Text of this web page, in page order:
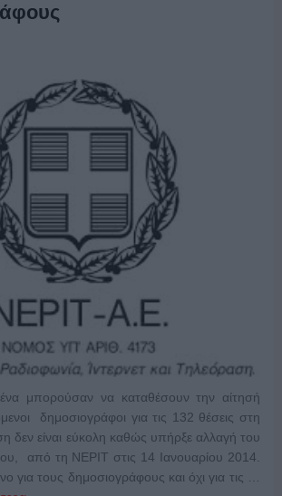
μπορούσαν να καταθέσουν την αίτησή
δημοσιογράφοι για τις 132 θέσεις στη
δεν είναι εύκολη καθώς υπήρξε αλλαγή του
από τη ΝΕΡΙΤ στις 14 Ιανουαρίου 2014.
για τους δημοσιογράφους και όχι για τις …